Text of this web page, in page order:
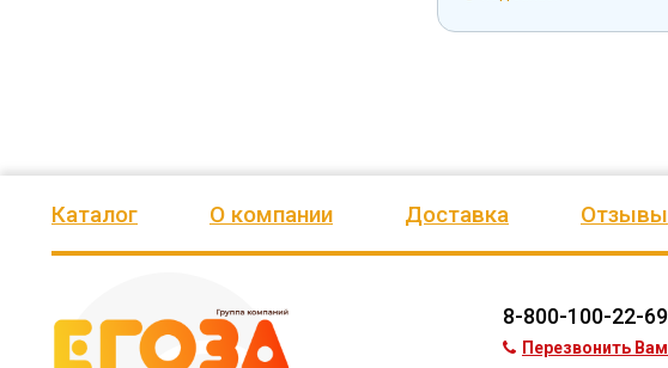
Каталог О компании Доставка Отзывы
8-800-100-22-69
Перезвонить